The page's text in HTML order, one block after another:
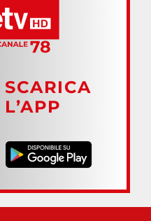
SCARICA
L’APP